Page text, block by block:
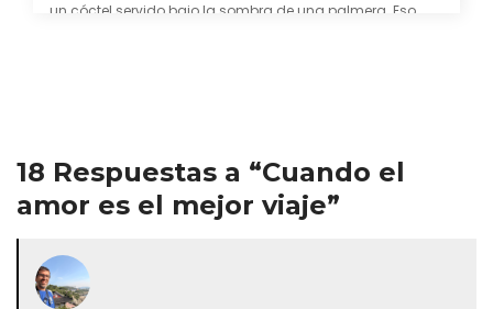
un cóctel servido bajo la sombra de una palmera. Eso
18 Respuestas a “Cuando el
amor es el mejor viaje”